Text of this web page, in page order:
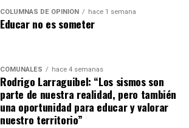
COLUMNAS DE OPINIÓN hace 1 semana
Educar no es someter
COMUNALES hace 4 semanas
Rodrigo Larraguibel: “Los sismos son
parte de nuestra realidad, pero también
una oportunidad para educar y valorar
nuestro territorio”